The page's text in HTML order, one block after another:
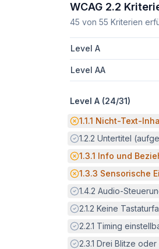
WCAG 2.2
45 von 55 Kriterien
Level A
Level AA
Level A (24/31)
Potenzielle
1.1.1 Nicht-Text-
Erfüllt:
1.2.2 Untertitel
Potenzielle
1.3.1 Info und
Potenzielle
1.3.3 Sensorische
Erfüllt:
1.4.2 Audio-
Erfüllt:
2.1.2 Keine
Erfüllt:
2.2.1 Timing
Erfüllt:
2.3.1 Drei Blitze